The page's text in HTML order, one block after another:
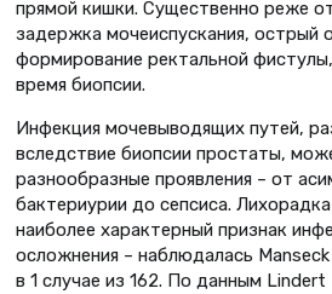
прямой кишки. Существенно реже
задержка мочеиспускания, острый
формирование ректальной
время биопсии.
Инфекция мочевыводящих путей,
вследствие биопсии простаты,
разнообразные проявления – от
бактериурии до сепсиса.
наиболее характерный признак
осложнения – наблюдалась
в 1 случае из 162. По данным Lindert